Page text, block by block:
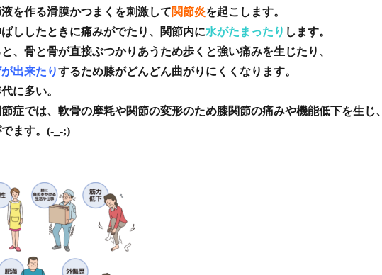
を作る滑膜かつまくを刺激して関節炎を起こします。
ししたときに痛みがでたり、関節内に水がたまったり します。
、骨と骨が直接ぶつかりあうため歩くと強い痛みを生じたり、
出来たりするため膝がどんどん曲がりにくくなります。
に多い。
症では、軟骨の摩耗や関節の変形のため膝関節の痛みや機能低下を生じ、
ます。(-_-;)